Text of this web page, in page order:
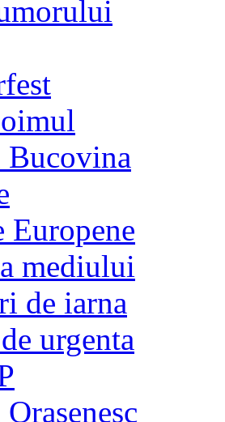
Bucovina
Europene
mediului
de iarna
urgenta